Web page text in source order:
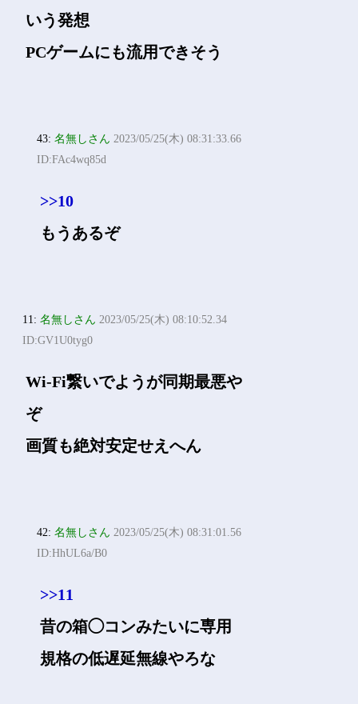
いう発想
PCゲームにも流用できそう
43:名無しさん 2023/05/25(木) 08:31:33.66
ID:FAc4wq85d
>>10
もうあるぞ
11:名無しさん 2023/05/25(木) 08:10:52.34
ID:GV1U0tyg0
Wi-Fi繋いでようが同期最悪や
ぞ
画質も絶対安定せえへん
42:名無しさん 2023/05/25(木) 08:31:01.56
ID:HhUL6a/B0
>>11
昔の箱◯コンみたいに専用
規格の低遅延無線やろな